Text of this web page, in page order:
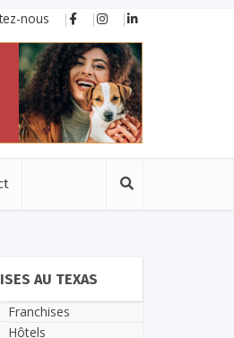
nous
AU TEXAS
Franchises
Hôtels